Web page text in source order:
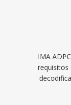
IMA
requisitos